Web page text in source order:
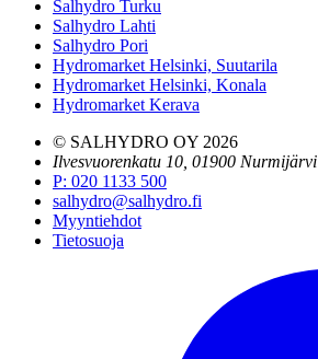
Salhydro Turku
Salhydro Lahti
Salhydro Pori
Hydromarket Helsinki, Suutarila
Hydromarket Helsinki, Konala
Hydromarket Kerava
© SALHYDRO OY 2026
Ilvesvuorenkatu 10, 01900 Nurmijärvi
P: 020 1133 500
salhydro@salhydro.fi
Myyntiehdot
Tietosuoja